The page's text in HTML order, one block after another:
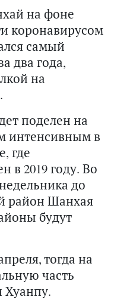
на фоне
коронавирусом
самый
два года,
на
.
поделен на
интенсивным в
где
в 2019 году. Во
до
район Шанхая
будут
тогда на
часть
Хуанпу.